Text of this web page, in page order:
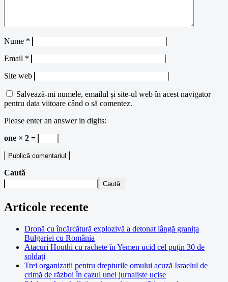
Nume *
Email *
Site web
Salvează-mi numele, emailul și site-ul web în acest navigator
pentru data viitoare când o să comentez.
Please enter an answer in digits:
one × 2 =
Caută
Caută
Articole recente
Dronă cu încărcătură explozivă a detonat lângă granița
Bulgariei cu România
Atacuri Houthi cu rachete în Yemen ucid cel puțin 30 de
soldați
Trei organizații pentru drepturile omului acuză Israelul de
crimă de război în cazul unei jurnaliste ucise